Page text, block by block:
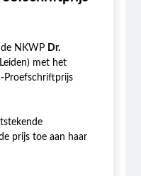
NKWP Dr.
met het
Proefschriftprijs
prijs toe aan haar